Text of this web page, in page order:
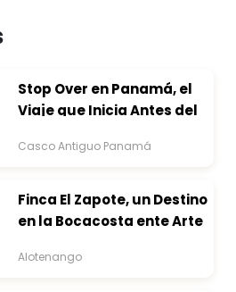
Stop Over en Panamá, el
Viaje que Inicia Antes del
Casco Antiguo Panamá
Finca El Zapote, un Destino
en la Bocacosta ente Arte
Alotenango